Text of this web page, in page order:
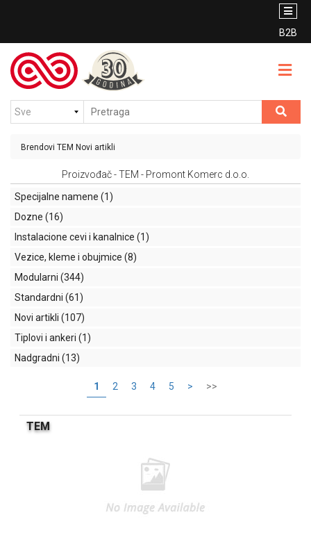
B2B
Unutrašnje
osvetljenje
Spoljašnje
osvetljenje
Sijalice
osvetljenje
Nosači
(PNK)
Prekidači,
indikatori
Sklopna
tehnika
Napajanja
CENOVNIK
VESTI
KATALOG
PDF
USLOVI
KORIŠĆENJA
Brendovi TEM Novi artikli
Proizvođač - TEM - Promont Komerc d.o.o.
Specijalne namene (1)
Dozne (16)
Instalacione cevi i kanalnice (1)
Vezice, kleme i obujmice (8)
Modularni (344)
Standardni (61)
Novi artikli (107)
Tiplovi i ankeri (1)
Nadgradni (13)
1 2 3 4 5 > >>
TEM